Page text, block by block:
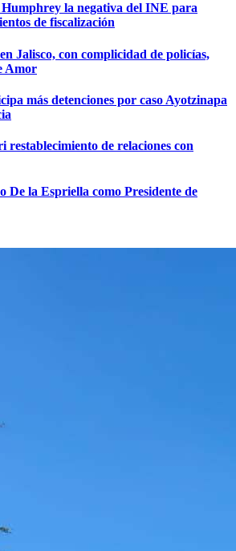
la negativa del INE para
de fiscalización
Jalisco, con complicidad de policías,
Amor
más detenciones por caso Ayotzinapa
restablecimiento de relaciones con
De la Espriella como Presidente de